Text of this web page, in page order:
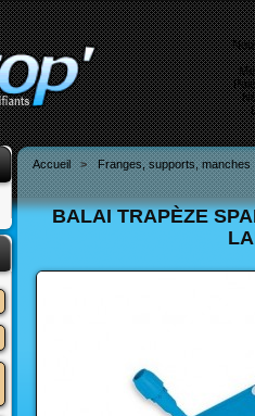
Accueil > Franges, supports, manches
BALAI TRAPÈZE